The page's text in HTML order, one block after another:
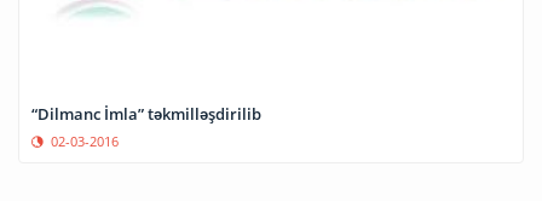
“Dilmanc İmla” təkmilləşdirilib
02-03-2016